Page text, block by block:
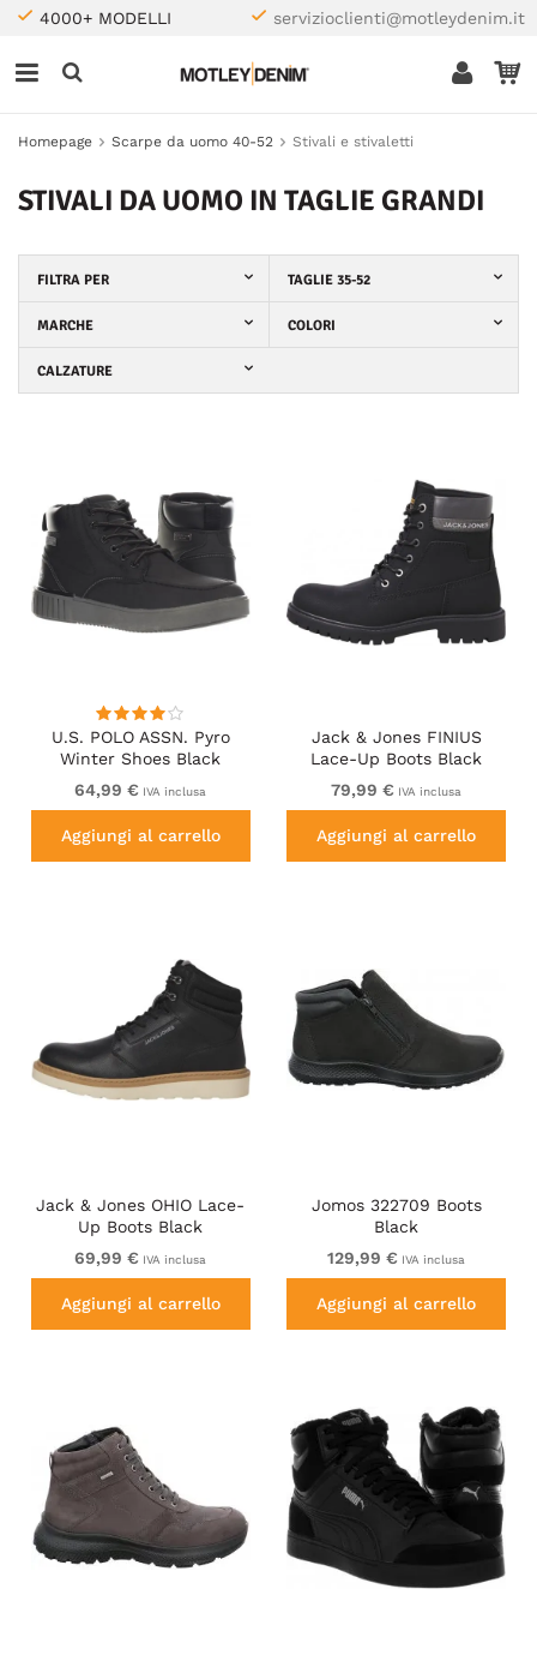
4000+ MODELLI servizioclienti@motleydenim.it
Homepage Scarpe da uomo 40-52 Stivali e stivaletti
STIVALI DA UOMO IN TAGLIE GRANDI
FILTRA PER TAGLIE 35-52
MARCHE COLORI
CALZATURE
U.S. POLO ASSN. Pyro
Winter Shoes Black
64,99 € IVA inclusa
Aggiungi al carrello
Jack & Jones FINIUS
Lace-Up Boots Black
79,99 € IVA inclusa
Aggiungi al carrello
Jack & Jones OHIO Lace-
Up Boots Black
69,99 € IVA inclusa
Aggiungi al carrello
Jomos 322709 Boots
Black
129,99 € IVA inclusa
Aggiungi al carrello